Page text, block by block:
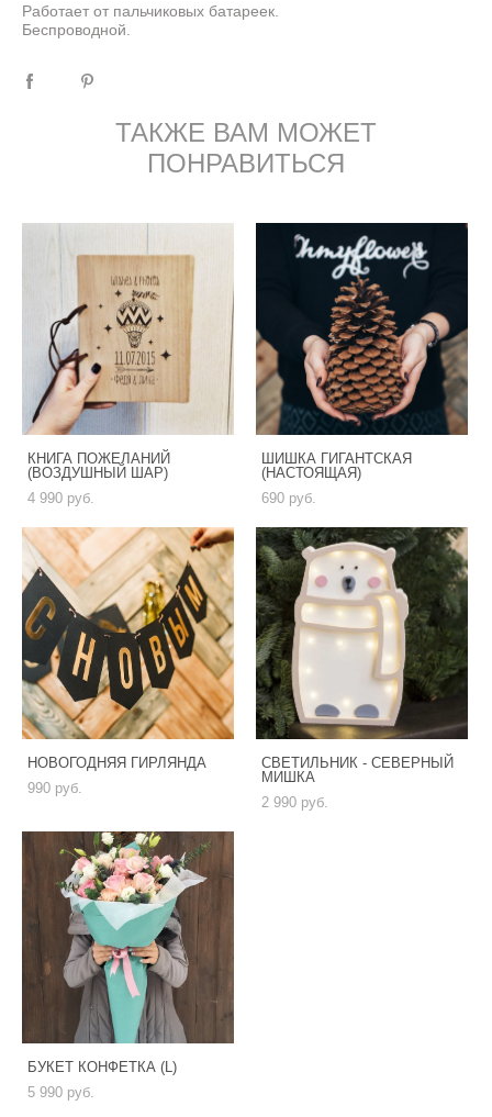
Работает от пальчиковых батареек.
Беспроводной.
ТАКЖЕ ВАМ МОЖЕТ
ПОНРАВИТЬСЯ
КНИГА ПОЖЕЛАНИЙ
(ВОЗДУШНЫЙ ШАР)
4 990 pуб.
ШИШКА ГИГАНТСКАЯ
(НАСТОЯЩАЯ)
690 pуб.
НОВОГОДНЯЯ ГИРЛЯНДА
990 pуб.
СВЕТИЛЬНИК - СЕВЕРНЫЙ
МИШКА
2 990 pуб.
БУКЕТ КОНФЕТКА (L)
5 990 pуб.